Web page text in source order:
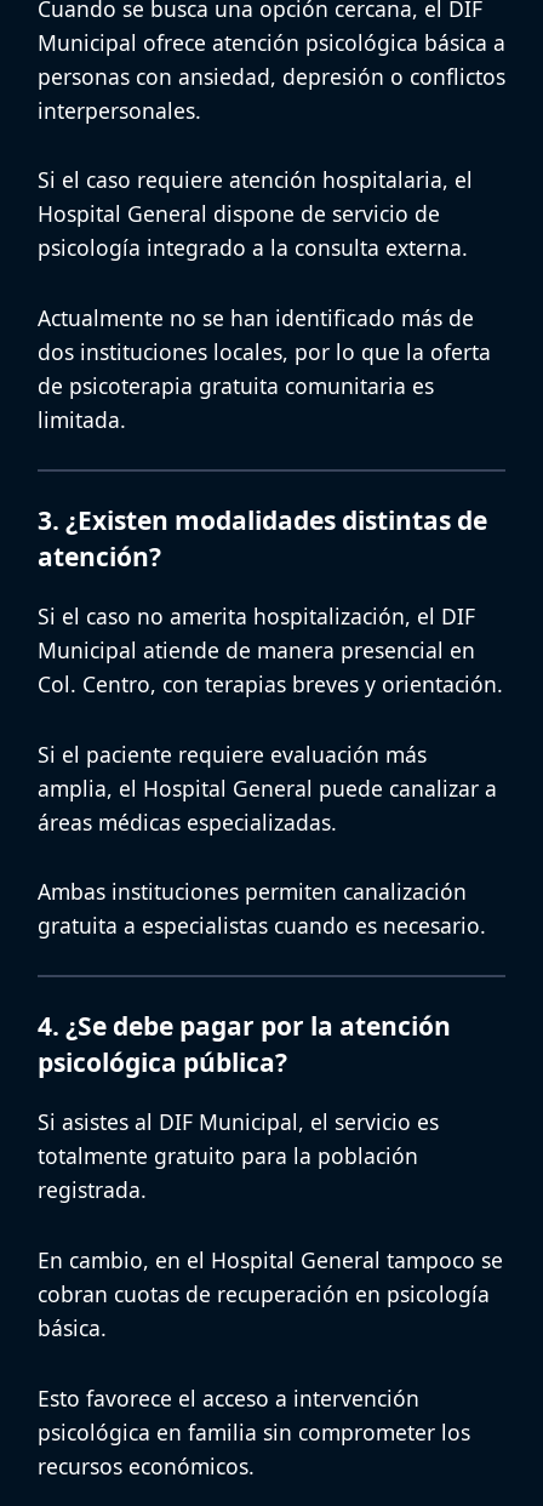
Cuando se busca una opción cercana, el DIF
Municipal ofrece atención psicológica básica a
personas con ansiedad, depresión o conflictos
interpersonales.
Si el caso requiere atención hospitalaria, el
Hospital General dispone de servicio de
psicología integrado a la consulta externa.
Actualmente no se han identificado más de
dos instituciones locales, por lo que la oferta
de psicoterapia gratuita comunitaria es
limitada.
3. ¿Existen modalidades distintas de
atención?
Si el caso no amerita hospitalización, el DIF
Municipal atiende de manera presencial en
Col. Centro, con terapias breves y orientación.
Si el paciente requiere evaluación más
amplia, el Hospital General puede canalizar a
áreas médicas especializadas.
Ambas instituciones permiten canalización
gratuita a especialistas cuando es necesario.
4. ¿Se debe pagar por la atención
psicológica pública?
Si asistes al DIF Municipal, el servicio es
totalmente gratuito para la población
registrada.
En cambio, en el Hospital General tampoco se
cobran cuotas de recuperación en psicología
básica.
Esto favorece el acceso a intervención
psicológica en familia sin comprometer los
recursos económicos.